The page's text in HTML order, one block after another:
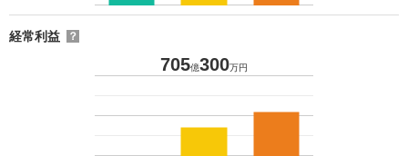
経常利益 ？
705億300万円